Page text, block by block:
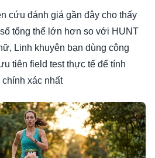
cứu đánh giá gần đây cho thấy
tổng thể lớn hơn so với HUNT
Linh khuyên bạn dùng công
tiên field test thực tế để tính
xác nhất